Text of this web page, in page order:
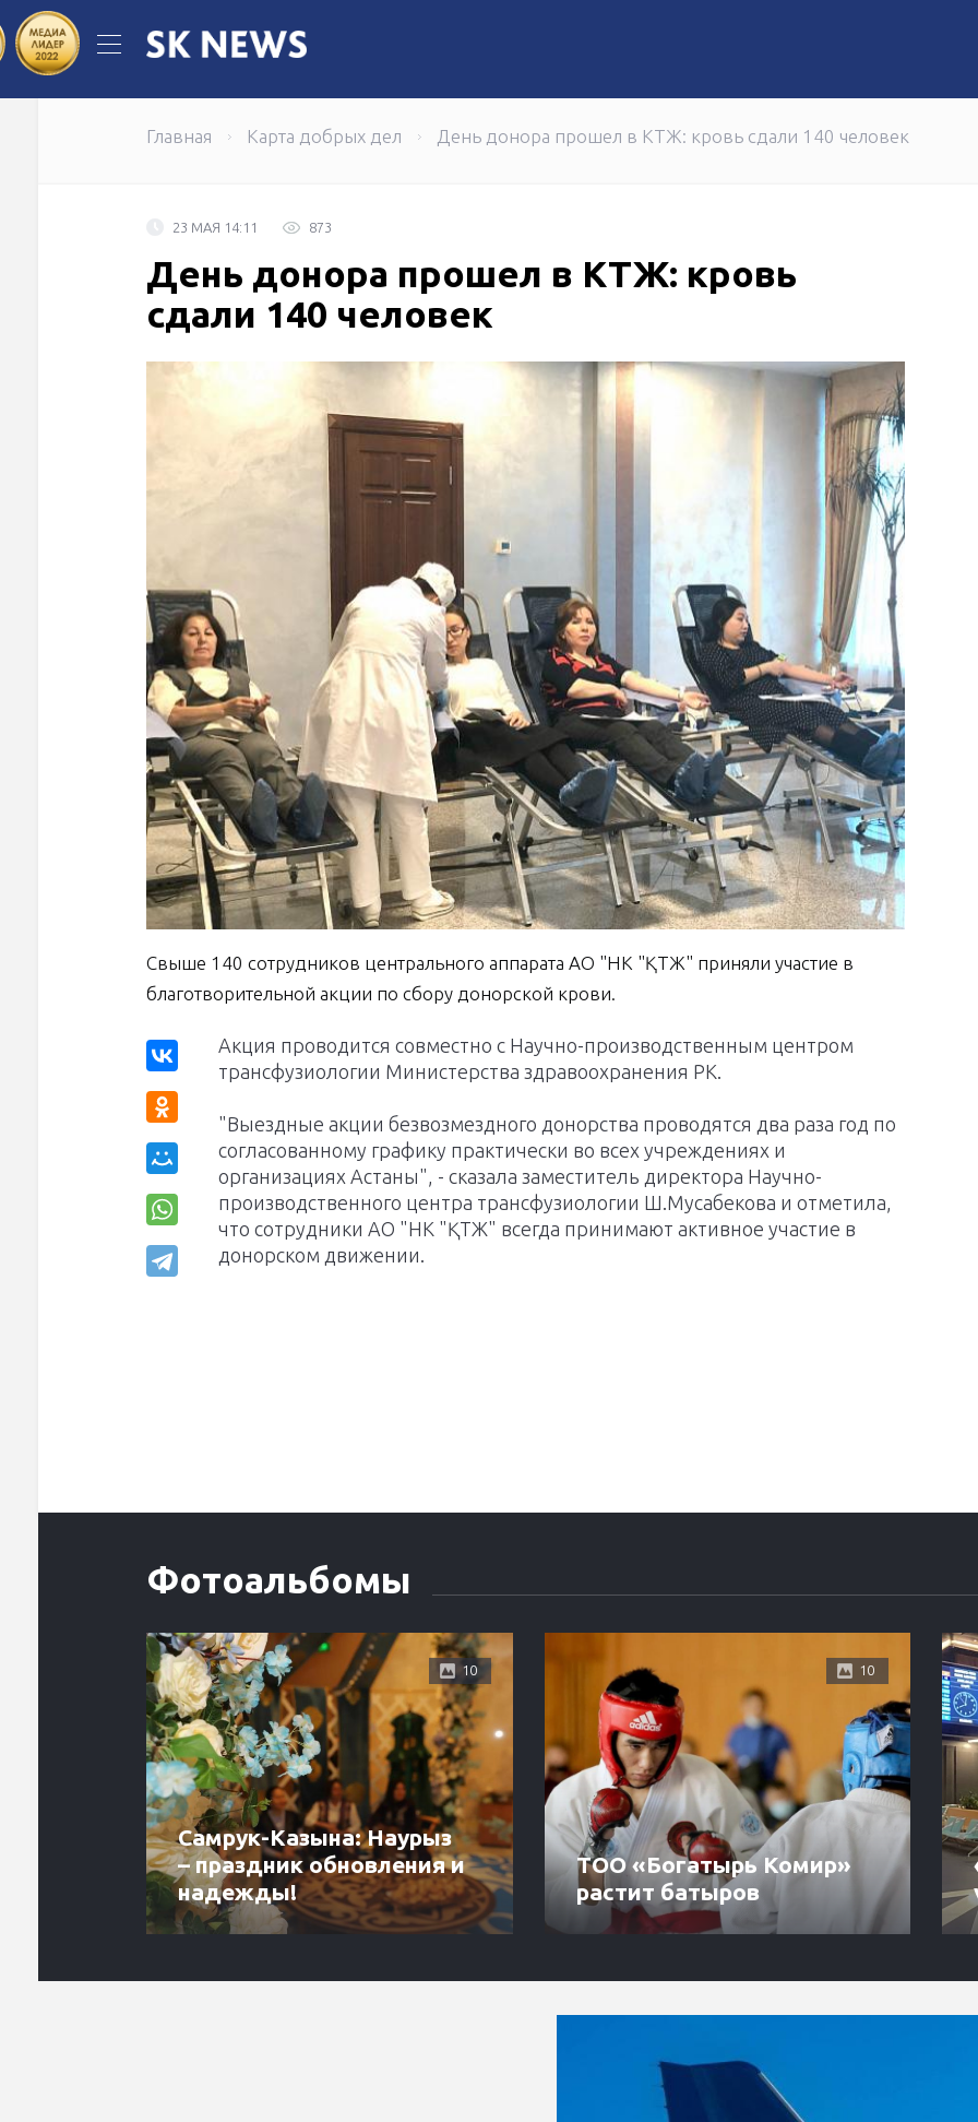
Когда инженерная идея становится частью большого дела
Главная Карта добрых дел День донора прошел в КТЖ: кровь сдали 140 человек
23 МАЯ 14:11 873
День донора прошел в КТЖ: кровь
сдали 140 человек
Свыше 140 сотрудников центрального аппарата АО "НК "ҚТЖ" приняли участие в
благотворительной акции по сбору донорской крови.
Акция проводится совместно с Научно-производственным центром
трансфузиологии Министерства здравоохранения РК.
"Выездные акции безвозмездного донорства проводятся два раза год по
согласованному графику практически во всех учреждениях и
организациях Астаны", - сказала заместитель директора Научно-
производственного центра трансфузиологии Ш.Мусабекова и отметила,
что сотрудники АО "НК "ҚТЖ" всегда принимают активное участие в
донорском движении.
Фотоальбомы
10
Самрук-Казына: Наурыз
– праздник обновления и
надежды!
10
ТОО «Богатырь Комир»
растит батыров